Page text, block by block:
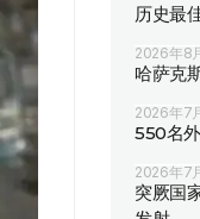
历史最
2026年8
哈萨克
2026年7
550名
2026年7
突厥国